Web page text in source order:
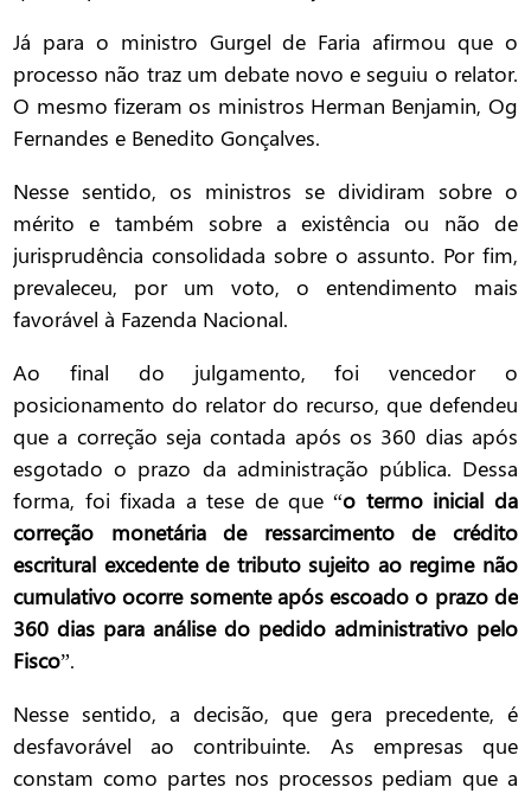
Já para o ministro Gurgel de Faria afirmou que o
processo não traz um debate novo e seguiu o relator.
O mesmo fizeram os ministros Herman Benjamin, Og
Fernandes e Benedito Gonçalves.
Nesse sentido, os ministros se dividiram sobre o
mérito e também sobre a existência ou não de
jurisprudência consolidada sobre o assunto. Por fim,
prevaleceu, por um voto, o entendimento mais
favorável à Fazenda Nacional.
Ao final do julgamento, foi vencedor o
posicionamento do relator do recurso, que defendeu
que a correção seja contada após os 360 dias após
esgotado o prazo da administração pública. Dessa
forma, foi fixada a tese de que “o termo inicial da
correção monetária de ressarcimento de crédito
escritural excedente de tributo sujeito ao regime não
cumulativo ocorre somente após escoado o prazo de
360 dias para análise do pedido administrativo pelo
Fisco”.
Nesse sentido, a decisão, que gera precedente, é
desfavorável ao contribuinte. As empresas que
constam como partes nos processos pediam que a